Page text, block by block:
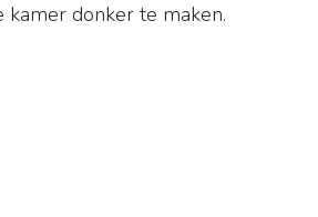
kamer donker te maken.